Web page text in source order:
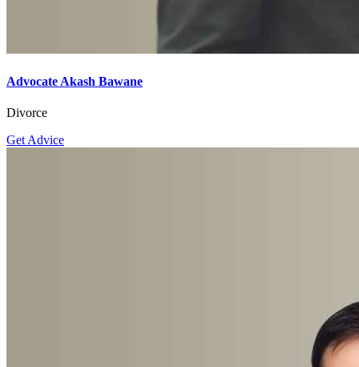
Advocate Akash Bawane
Divorce
Get Advice